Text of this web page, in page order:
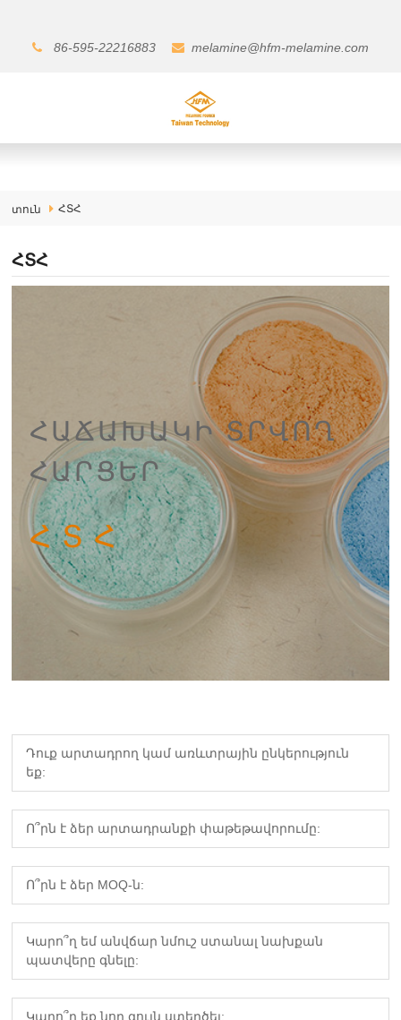
86-595-22216883 melamine@hfm-melamine.com
տուն ՀՏՀ
ՀՏՀ
ՀԱՃԱԽԱԿԻ ՏՐՎՈՂ
ՀԱՐՑԵՐ
ՀՏՀ
Դուք արտադրող կամ առևտրային ընկերություն
եք:
Ո՞րն է ձեր արտադրանքի փաթեթավորումը:
Ո՞րն է ձեր MOQ-ն:
Կարո՞ղ եմ անվճար նմուշ ստանալ նախքան
պատվերը գնելը:
Կարո՞ղ եք նոր գույն ստեղծել: